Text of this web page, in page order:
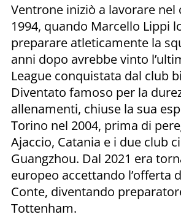
Ventrone iniziò a lavorare nel
1994, quando Marcello Lippi
preparare atleticamente la
anni dopo avrebbe vinto
League conquistata dal club
Diventato famoso per la
allenamenti, chiuse la sua
Torino nel 2004, prima di
Ajaccio, Catania e i due club
Guangzhou. Dal 2021 era
europeo accettando l’offerta
Conte, diventando
Tottenham.